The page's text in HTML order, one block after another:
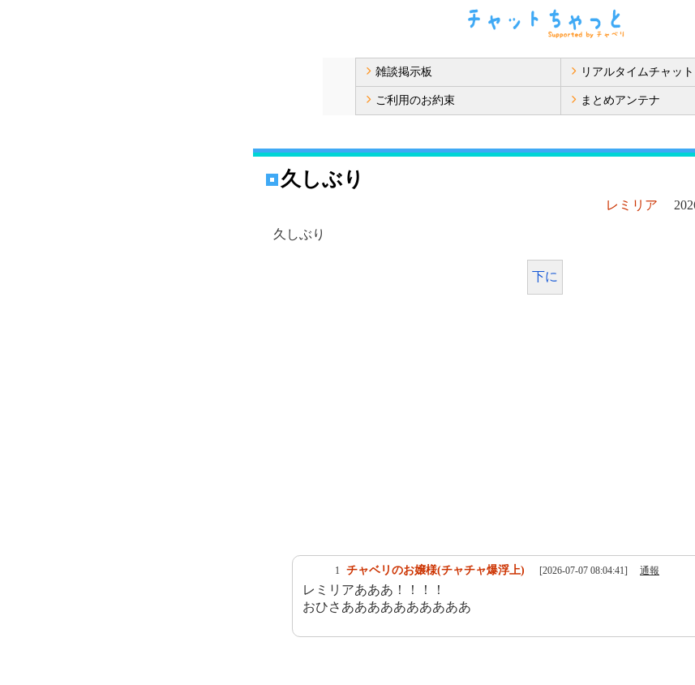
雑談掲示板 リアルタイムチャット
ご利用のお約束 まとめアンテナ
久しぶり
レミリア
久しぶり
下に
1 チャベリのお嬢様(チャチャ爆浮上) [2026-07-07 08:04:41] 通報
レミリアあああ！！！！
おひさああああああああああ